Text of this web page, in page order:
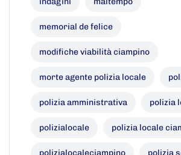
memorial de felice
modifiche viabilità ciampino
morte agente polizia locale
polizia amministrativa polizia
polizialocale polizia locale